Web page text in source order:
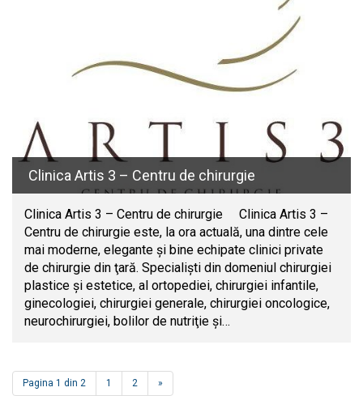
Clinica Artis 3 – Centru de chirurgie
Clinica Artis 3 – Centru de chirurgie Clinica Artis 3 –
Centru de chirurgie este, la ora actuală, una dintre cele
mai moderne, elegante şi bine echipate clinici private
de chirurgie din ţară. Specialişti din domeniul chirurgiei
plastice şi estetice, al ortopediei, chirurgiei infantile,
ginecologiei, chirurgiei generale, chirurgiei oncologice,
neurochirurgiei, bolilor de nutriţie şi…
Pagina 1 din 2 1 2 »